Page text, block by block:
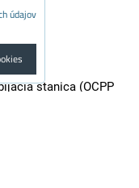
stanica (OCPP
údajov